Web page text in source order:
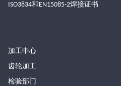
ISO3834和EN15085-2焊接证书
加工中心
齿轮加工
检验部门